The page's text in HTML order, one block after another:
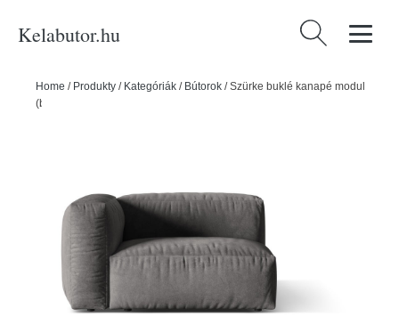
Kelabutor.hu Keresés:
Home / Produkty / Kategóriák / Bútorok /Szürke buklé kanapé modul
(bal oldali) Martina – Micadoni Home